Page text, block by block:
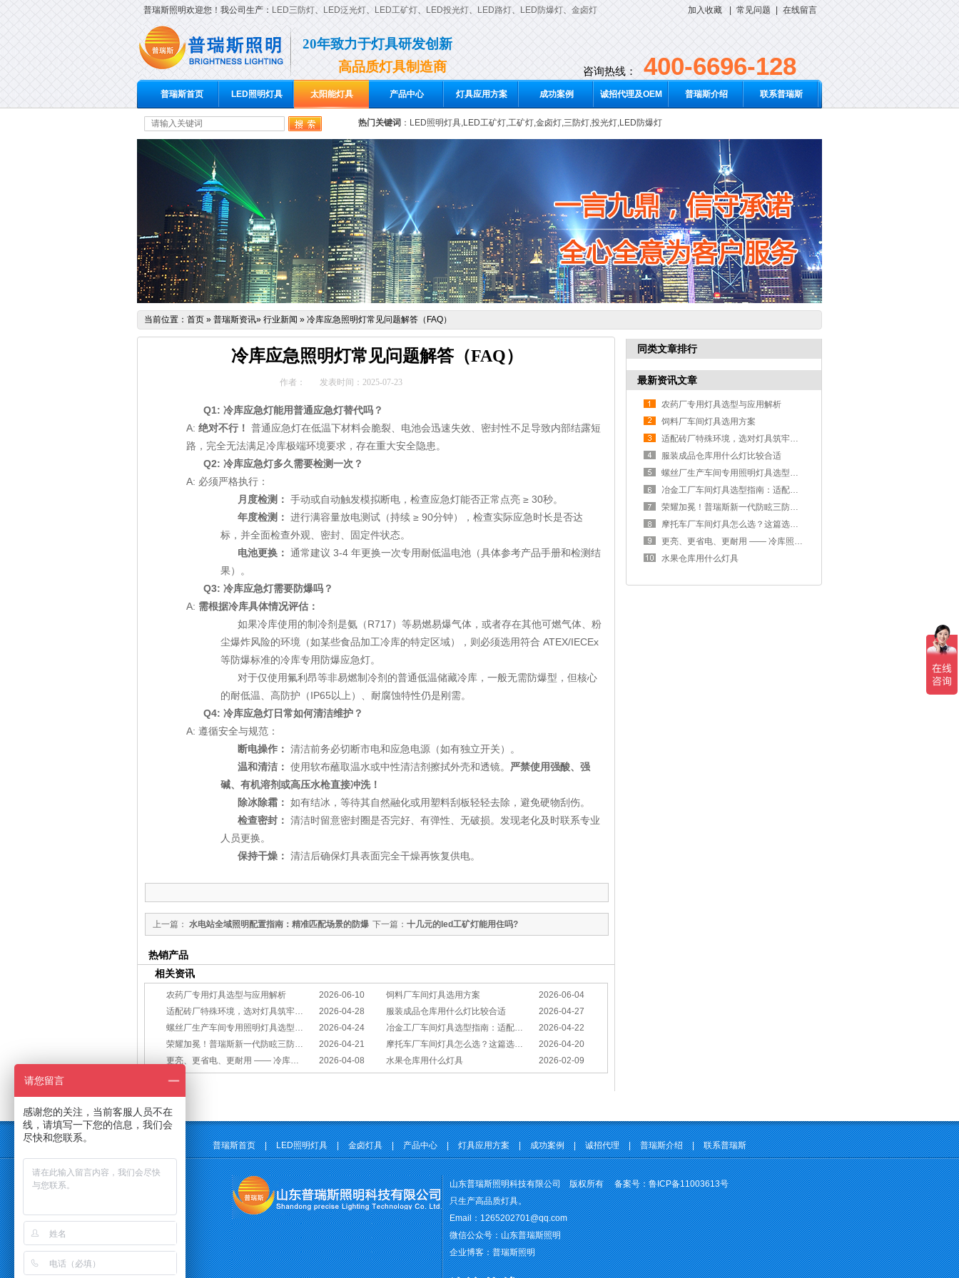
加入收藏 常见问题 在线留言
普瑞斯照明欢迎您！我公司生产： LED三防灯、 LED泛光灯、 LED工矿灯、 LED投光灯、 LED路灯、 LED防爆灯、 金卤灯
20年致力于灯具研发创新
高品质灯具制造商
咨询热线： 400-6696-128
普瑞斯首页 LED照明灯具 太阳能灯具 产品中心 灯具应用方案 成功案例 诚招代理及OEM 普瑞斯介绍 联系普瑞斯
热门关键词 ： LED照明灯具,LED工矿灯,工矿灯,金卤灯,三防灯,投光灯,LED防爆灯
当前位置： 首页 » 普瑞斯资讯» 行业新闻 » 冷库应急照明灯常见问题解答（FAQ）
冷库应急照明灯常见问题解答（FAQ）
作者： 发表时间：2025-07-23
Q1: 冷库应急灯能用普通应急灯替代吗？
A: 绝对不行！ 普通应急灯在低温下材料会脆裂、电池会迅速失效、密封性不足导致内部结露短
路，完全无法满足冷库极端环境要求，存在重大安全隐患。
Q2: 冷库应急灯多久需要检测一次？
A: 必须严格执行：
月度检测： 手动或自动触发模拟断电，检查应急灯能否正常点亮 ≥ 30秒。
年度检测： 进行满容量放电测试（持续 ≥ 90分钟），检查实际应急时长是否达
标，并全面检查外观、密封、固定件状态。
电池更换： 通常建议 3-4 年更换一次专用耐低温电池（具体参考产品手册和检测结
果）。
Q3: 冷库应急灯需要防爆吗？
A: 需根据冷库具体情况评估：
如果冷库使用的制冷剂是氨（R717）等易燃易爆气体，或者存在其他可燃气体、粉
尘爆炸风险的环境（如某些食品加工冷库的特定区域），则必须选用符合 ATEX/IECEx
等防爆标准的冷库专用防爆应急灯。
对于仅使用氟利昂等非易燃制冷剂的普通低温储藏冷库，一般无需防爆型，但核心
的耐低温、高防护（IP65以上）、耐腐蚀特性仍是刚需。
Q4: 冷库应急灯日常如何清洁维护？
A: 遵循安全与规范：
断电操作： 清洁前务必切断市电和应急电源（如有独立开关）。
温和清洁： 使用软布蘸取温水或中性清洁剂擦拭外壳和透镜。 严禁使用强酸、强
碱、有机溶剂或高压水枪直接冲洗！
除冰除霜： 如有结冰，等待其自然融化或用塑料刮板轻轻去除，避免硬物刮伤。
检查密封： 清洁时留意密封圈是否完好、有弹性、无破损。发现老化及时联系专业
人员更换。
保持干燥： 清洁后确保灯具表面完全干燥再恢复供电。
下一篇： 十几元的led工矿灯能用住吗?
上一篇： 水电站全域照明配置指南：精准匹配场景的防爆
热销产品
相关资讯
2026-06-10
农药厂专用灯具选型与应用解析 2026-06-04
饲料厂车间灯具选用方案
2026-04-28
适配砖厂特殊环境，选对灯具筑牢生产安全线 2026-04-27
服装成品仓库用什么灯比较合适
2026-04-24
螺丝厂生产车间专用照明灯具选型方案 2026-04-22
冶金工厂车间灯具选型指南：适配恶劣工况，筑牢安全照明防线
2026-04-21
荣耀加冕！普瑞斯新一代防眩三防灯BC-L斩获2026阿拉丁神灯奖 2026-04-20
摩托车厂车间灯具怎么选？这篇选型指南，帮你避坑又节能
2026-04-08
更亮、更省电、更耐用 —— 冷库照明优选 2026-02-09
水果仓库用什么灯具
同类文章排行
最新资讯文章
农药厂专用灯具选型与应用解析
饲料厂车间灯具选用方案
适配砖厂特殊环境，选对灯具筑牢生产安全线
服装成品仓库用什么灯比较合适
螺丝厂生产车间专用照明灯具选型方案
冶金工厂车间灯具选型指南：适配恶劣工况，筑牢安全照明防线
荣耀加冕！普瑞斯新一代防眩三防灯BC-L斩获2026阿拉丁神灯奖
摩托车厂车间灯具怎么选？这篇选型指南，帮你避坑又节能
更亮、更省电、更耐用 —— 冷库照明优选
水果仓库用什么灯具
普瑞斯首页 | LED照明灯具 | 金卤灯具 | 产品中心 | 灯具应用方案 | 成功案例 | 诚招代理 | 普瑞斯介绍 | 联系普瑞斯
山东普瑞斯照明科技有限公司 版权所有 备案号：鲁ICP备11003613号
只生产高品质灯具。
Email：1265202701@qq.com
微信公众号：山东普瑞斯照明
企业博客：普瑞斯照明
请您留言
感谢您的关注，当前客服人员不在
线，请填写一下您的信息，我们会
尽快和您联系。